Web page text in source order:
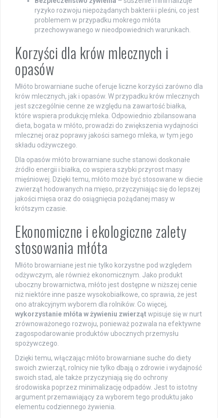
ryzyko rozwoju niepożądanych bakterii i pleśni, co jest
problemem w przypadku mokrego młóta
przechowywanego w nieodpowiednich warunkach.
Korzyści dla krów mlecznych i
opasów
Młóto browarniane suche oferuje liczne korzyści zarówno dla
krów mlecznych, jak i opasów. W przypadku krów mlecznych
jest szczególnie cenne ze względu na zawartość białka,
które wspiera produkcję mleka. Odpowiednio zbilansowana
dieta, bogata w młóto, prowadzi do zwiększenia wydajności
mlecznej oraz poprawy jakości samego mleka, w tym jego
składu odżywczego.
Dla opasów młóto browarniane suche stanowi doskonałe
źródło energii i białka, co wspiera szybki przyrost masy
mięśniowej. Dzięki temu, młóto może być stosowane w diecie
zwierząt hodowanych na mięso, przyczyniając się do lepszej
jakości mięsa oraz do osiągnięcia pożądanej masy w
krótszym czasie.
Ekonomiczne i ekologiczne zalety
stosowania młóta
Młóto browarniane jest nie tylko korzystne pod względem
odżywczym, ale również ekonomicznym. Jako produkt
uboczny browarnictwa, młóto jest dostępne w niższej cenie
niż niektóre inne pasze wysokobiałkowe, co sprawia, że jest
ono atrakcyjnym wyborem dla rolników. Co więcej,
wykorzystanie młóta w żywieniu zwierzątwpisuje się w nurt
zrównoważonego rozwoju, ponieważ pozwala na efektywne
zagospodarowanie produktów ubocznych przemysłu
spożywczego.
Dzięki temu, włączając młóto browarniane suche do diety
swoich zwierząt, rolnicy nie tylko dbają o zdrowie i wydajność
swoich stad, ale także przyczyniają się do ochrony
środowiska poprzez minimalizację odpadów. Jest to istotny
argument przemawiający za wyborem tego produktu jako
elementu codziennego żywienia.